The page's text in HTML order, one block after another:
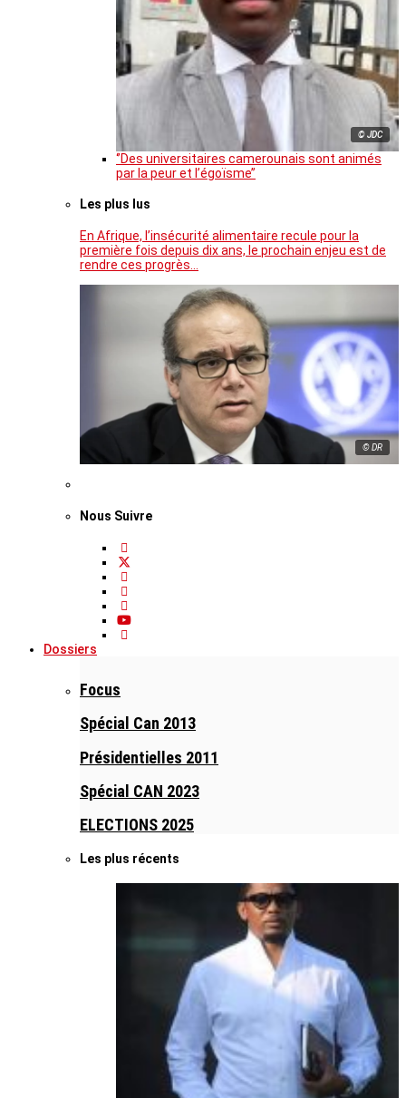
© JDC
‘’Des universitaires camerounais sont animés
par la peur et l’égoïsme’’
Les plus lus
En Afrique, l’insécurité alimentaire recule pour la
première fois depuis dix ans, le prochain enjeu est de
rendre ces progrès…
© DR
Nous Suivre
Dossiers
Focus
Spécial Can 2013
Présidentielles 2011
Spécial CAN 2023
ELECTIONS 2025
Les plus récents